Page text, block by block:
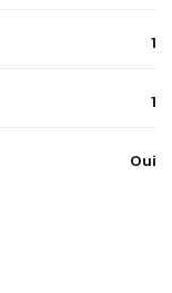
1
1
Oui